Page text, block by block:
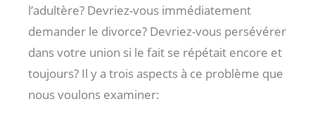
l’adultère? Devriez-vous immédiatement
demander le divorce? Devriez-vous persévérer
dans votre union si le fait se répétait encore et
toujours? Il y a trois aspects à ce problème que
nous voulons examiner: